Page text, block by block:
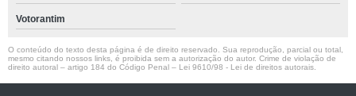
Votorantim
O conteúdo do texto desta página é de direito reservado. Sua reprodução, parcial ou total,
mesmo citando nossos links, é proibida sem a autorização do autor. Crime de violação de
direito autoral – artigo 184 do Código Penal – Lei 9610/98 - Lei de direitos autorais